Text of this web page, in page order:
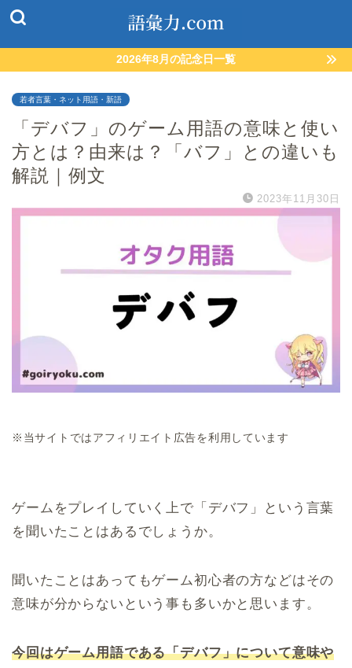
2026年8月の記念日一覧
若者言葉・ネット用語・新語
「デバフ」のゲーム用語の意味と使い
方とは？由来は？「バフ」との違いも
解説｜例文
2023年11月30日
※当サイトではアフィリエイト広告を利用しています
ゲームをプレイしていく上で「デバフ」という言葉
を聞いたことはあるでしょうか。
聞いたことはあってもゲーム初心者の方などはその
意味が分からないという事も多いかと思います。
今回はゲーム用語である「デバフ」について意味や